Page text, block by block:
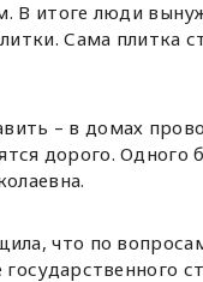
В итоге люди
Сама плитка
– в домах
дорого. Одного
что по